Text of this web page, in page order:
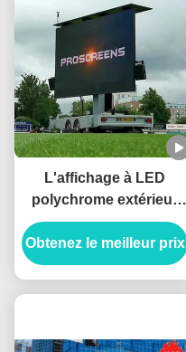
L'affichage à LED
polychrome extérieur
de P5 160*320mm a fixé
l'écran visuel
d'installation
Obtenez le meilleur prix